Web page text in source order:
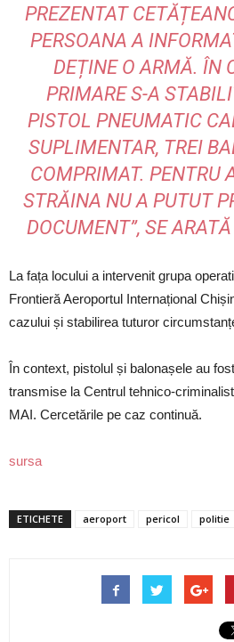
PREZENTAT
PERSOANA A
DEȚINE O ARMĂ. ÎN
PRIMARE S-A
PISTOL PNEUMATIC
SUPLIMENTAR, TREI
COMPRIMAT. PENTRU
STRĂINA NU A PUTUT
DOCUMENT”, SE
La fața locului a intervenit grupa
Frontieră Aeroportul Internațional
cazului și stabilirea tuturor
În context, pistolul și balonașele au
transmise la Centrul tehnico-
MAI. Cercetările pe caz continuă.
sursa
ETICHETE aeroport pericol politie